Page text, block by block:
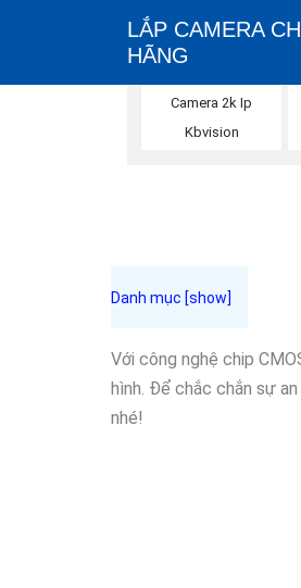
LẮP CAMERA
HÃNG
Camera 2k Ip
Kbvision
Với công nghệ chip
hình. Để chắc chắn sự
nhé!